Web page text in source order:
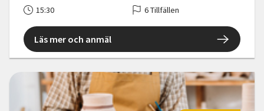
15:30 6 Tillfällen
Läs mer och anmäl